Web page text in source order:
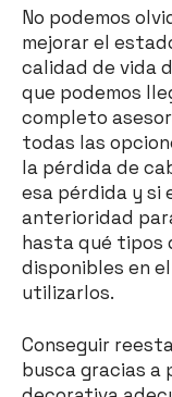
No podemos
mejorar el
calidad de vida
que podemos
completo
todas las
la pérdida de
esa pérdida y si
anterioridad
hasta qué tipos
disponibles en
utilizarlos.
Conseguir
busca gracias